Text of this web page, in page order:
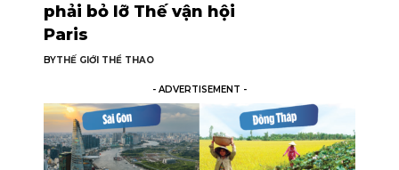
phải bỏ lỡ Thế vận hội
Paris
BYTHẾ GIỚI THỂ THAO
- ADVERTISEMENT -